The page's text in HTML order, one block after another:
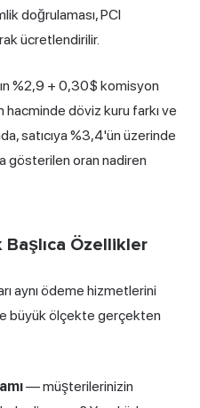
doğrulaması, PCI
ücretlendirilir.
%2,9 + 0,30$ komisyon
döviz kuru farkı ve
satıcıya %3,4'ün üzerinde
gösterilen oran nadiren
Başlıca Özellikler
aynı ödeme hizmetlerini
büyük ölçekte gerçekten
— müşterilerinizin